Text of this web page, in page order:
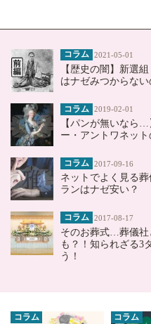
コラム 2021-05-01
【歴史の闇】新選
はナゼみつからない
コラム 2019-02-01
【パンが無いなら
ー・アントワネット
コラム 2017-09-16
ネットでよく見る
ランはナゼ安い？
コラム 2017-08-17
そのお葬式…葬儀社
も？！知られざる3
う！
コラム コラム